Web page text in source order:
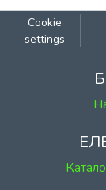
Cookie
settings